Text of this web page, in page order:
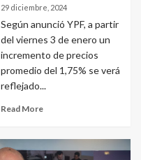
29 diciembre, 2024
Según anunció YPF, a partir
del viernes 3 de enero un
incremento de precios
promedio del 1,75% se verá
reflejado...
Read More